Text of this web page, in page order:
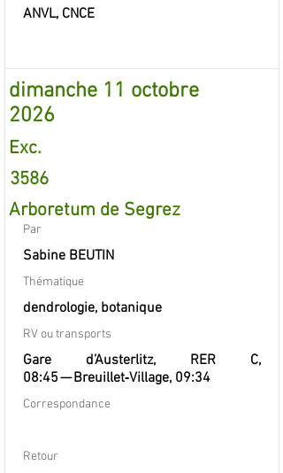
ANVL, CNCE
dimanche 11 octobre
2026
Exc.
3586
Arboretum de Segrez
Par
Sabine BEUTIN
Thématique
dendrologie, botanique
RV ou transports
Gare d’Austerlitz, RER C,
08:45 — Breuillet‐Village, 09:34
Correspondance
Retour